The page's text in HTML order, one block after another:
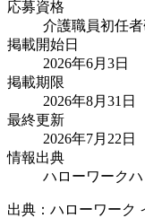
応募資格
介護職員初任
掲載開始日
2026年6月3日
掲載期限
2026年8月31日
最終更新
2026年7月22日
情報出典
ハローワークハ
出典：ハローワーク